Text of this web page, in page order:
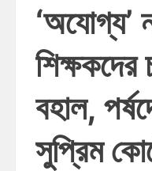
‘অযোগ্য’
শিক্ষকদের
বহাল,
সুপ্রিম